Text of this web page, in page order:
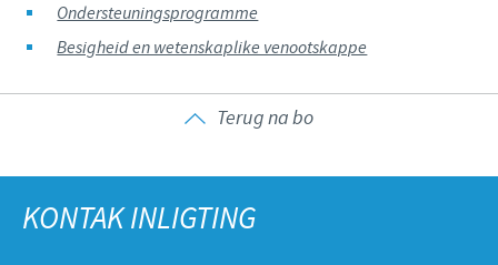
Ondersteuningsprogramme
Besigheid en wetenskaplike venootskappe
Terug na bo
KONTAK INLIGTING